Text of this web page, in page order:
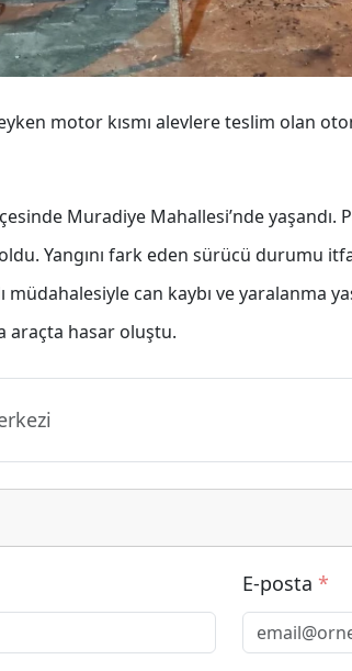
motor kısmı alevlere teslim olan
Muradiye Mahallesi’nde
Yangını fark eden sürücü durumu
müdahalesiyle can kaybı ve yaralanma
araçta hasar oluştu.
E-posta *